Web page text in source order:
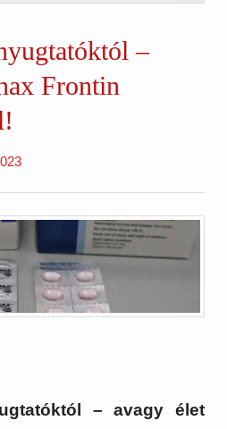
–
Frontin
– avagy élet